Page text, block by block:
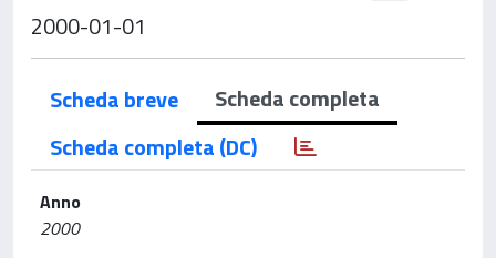
2000-01-01
Scheda breve
Scheda completa
Scheda completa (DC)
Anno
2000